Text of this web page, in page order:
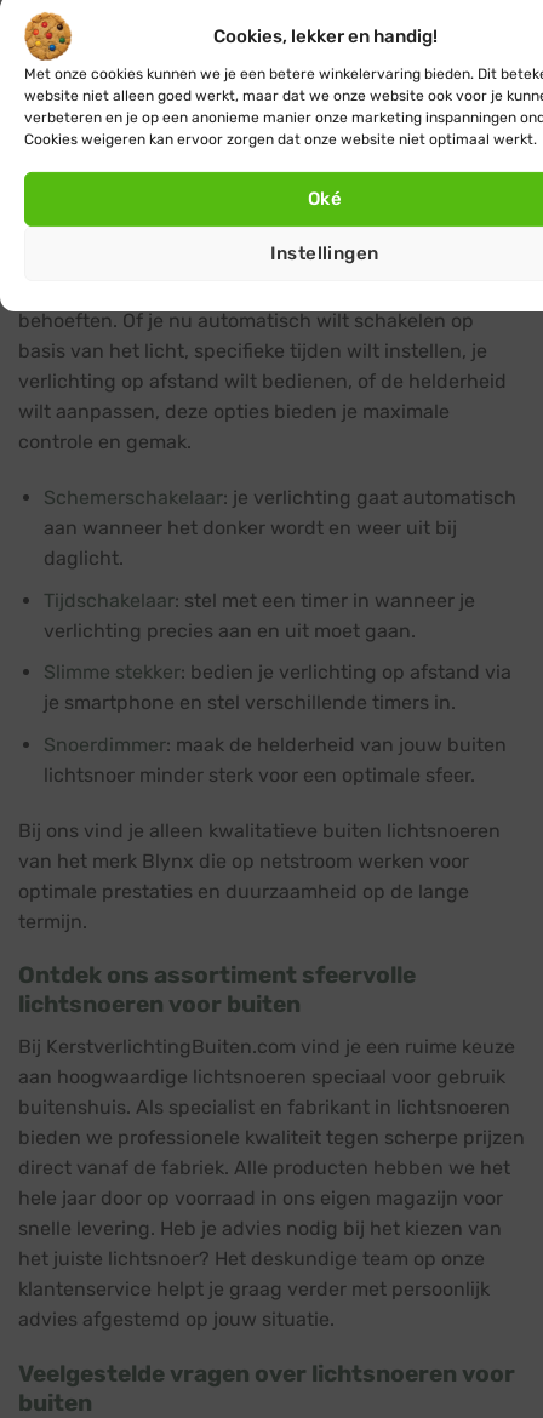
Cookies, lekker en handig!
Met onze cookies kunnen we je een betere winkelervaring bieden. Dit
website niet alleen goed werkt, maar dat we onze website ook voor je
verbeteren en je op een anonieme manier onze marketing inspanningen
Cookies weigeren kan ervoor zorgen dat onze website niet optimaal werkt.
Oké
Instellingen
bereiken.
Hang de lichtsnoeren op.
Steek de startkabel in het stopcontact.
Klaar! Geniet van een sfeervol verlichte
Bediening
Met de juiste accessoires kun je de bediening van je
behoeften. Of je nu automatisch wilt schakelen op
basis van het licht, specifieke tijden wilt instellen, je
verlichting op afstand wilt bedienen, of de helderheid
wilt aanpassen, deze opties bieden je maximale
controle en gemak.
Schemerschakelaar: je verlichting gaat automatisch
aan wanneer het donker wordt en weer uit bij
daglicht.
Tijdschakelaar: stel met een timer in wanneer je
verlichting precies aan en uit moet gaan.
Slimme stekker: bedien je verlichting op afstand via
je smartphone en stel verschillende timers in.
Snoerdimmer: maak de helderheid van jouw buiten
lichtsnoer minder sterk voor een optimale sfeer.
Bij ons vind je alleen kwalitatieve buiten lichtsnoeren
van het merk Blynx die op netstroom werken voor
optimale prestaties en duurzaamheid op de lange
termijn.
Ontdek ons assortiment sfeervolle
lichtsnoeren voor buiten
Bij KerstverlichtingBuiten.com vind je een ruime keuze
aan hoogwaardige lichtsnoeren speciaal voor gebruik
buitenshuis. Als specialist en fabrikant in lichtsnoeren
bieden we professionele kwaliteit tegen scherpe prijzen
direct vanaf de fabriek. Alle producten hebben we het
hele jaar door op voorraad in ons eigen magazijn voor
snelle levering. Heb je advies nodig bij het kiezen van
het juiste lichtsnoer? Het deskundige team op onze
klantenservice helpt je graag verder met persoonlijk
advies afgestemd op jouw situatie.
Veelgestelde vragen over lichtsnoeren voor
buiten